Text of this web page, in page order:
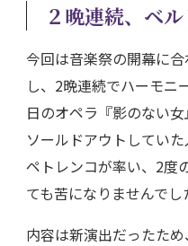
２晩連続、ベル
今回は音楽祭の開幕に
し、2晩連続でハーモニ
日のオペラ『影のない
ソールドアウトしてい
ペトレンコが率い、2度
ても苦になりませんでし
内容は新演出だったた